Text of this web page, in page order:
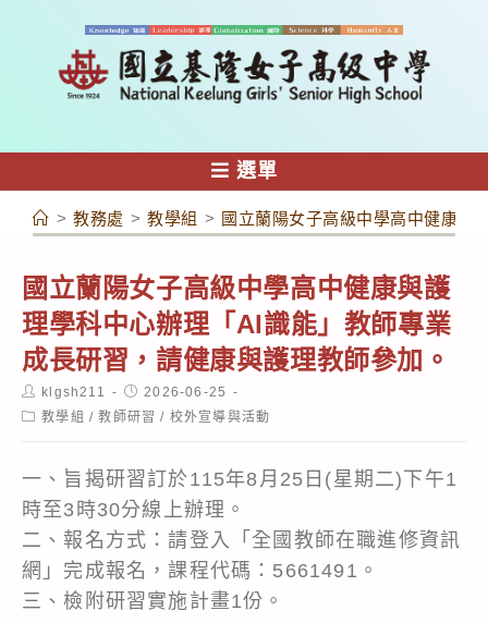
容
選單
> 教務處 > 教學組 > 國立蘭陽女子高級中學高中健康與
國立蘭陽女子高級中學高中健康與護
理學科中心辦理「AI識能」教師專業
成長研習，請健康與護理教師參加。
Post
author:
klgsh211
Post
published:
2026-06-25
Post教學組 / 教師研習 / 校外宣導與活動
一、旨揭研習訂於115年8月25日(星期二)下午1
時至3時30分線上辦理。
二、報名方式：請登入「全國教師在職進修資訊
網」完成報名，課程代碼：5661491。
三、檢附研習實施計畫1份。